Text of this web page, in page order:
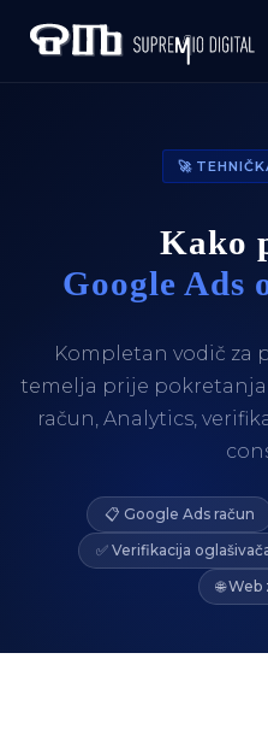
🚀
Kako
Google Ads
Kompletan vodič za
temelja prije
račun, Analytics,
📋 Google Ads račun
✅ Verifikacija
🌐